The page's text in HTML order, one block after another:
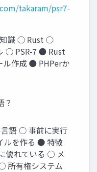
takaram/psr7-
識 ○ Rust ○
○ PSR-7 ● Rust
ル作成 ● PHPerか
？
語 ○ 事前に実行
ルを作る ● 特徴
優れている ○ メ
所有権システム